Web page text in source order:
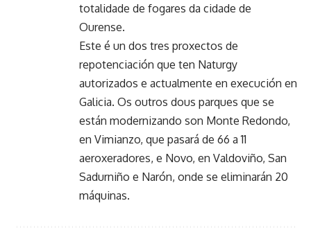
totalidade de fogares da cidade de
Ourense.
Este é un dos tres proxectos de
repotenciación que ten Naturgy
autorizados e actualmente en execución en
Galicia. Os outros dous parques que se
están modernizando son Monte Redondo,
en Vimianzo, que pasará de 66 a 11
aeroxeradores, e Novo, en Valdoviño, San
Sadurniño e Narón, onde se eliminarán 20
máquinas.